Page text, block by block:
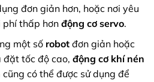
đơn giản hơn, hoặc nơi yêu
phí thấp hơn động cơ servo.
một số robotđơn giản hoặc
tốc độ cao, động cơ khí nén
cũng có thể được sử dụng để